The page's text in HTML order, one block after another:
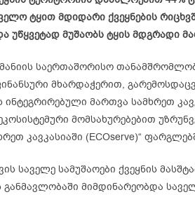
ტყით მდიდარი ქვეყნების
უწყვეტად მუშაობს ტყის მდგრადი
საერთაშორისო
მხარდაჭერით,
მართვა სამხრეთ
მომსახურებებით
კავკასიაში (ECOserve)“
საველე სამუშაოები ქვეყნის
მიმდინარეობდა